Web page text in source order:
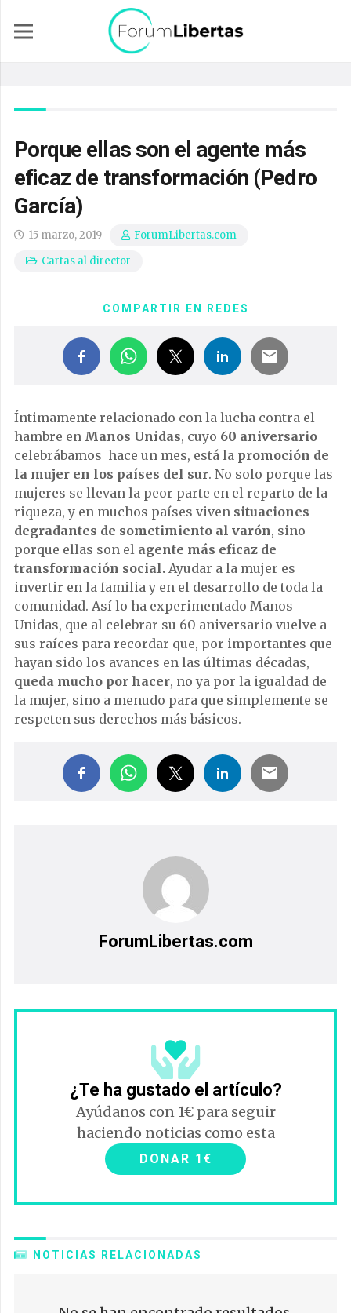
Porque ellas son el agente más
eficaz de transformación (Pedro
García)
15 marzo, 2019
ForumLibertas.com
Cartas al director
COMPARTIR EN REDES
Íntimamente relacionado con la lucha contra el
hambre en Manos Unidas, cuyo 60 aniversario
celebrábamos hace un mes, está la promoción de
la mujer en los países del sur. No solo porque las
mujeres se llevan la peor parte en el reparto de la
riqueza, y en muchos países viven situaciones
degradantes de sometimiento al varón, sino
porque ellas son el agente más eficaz de
transformación social. Ayudar a la mujer es
invertir en la familia y en el desarrollo de toda la
comunidad. Así lo ha experimentado Manos
Unidas, que al celebrar su 60 aniversario vuelve a
sus raíces para recordar que, por importantes que
hayan sido los avances en las últimas décadas,
queda mucho por hacer, no ya por la igualdad de
la mujer, sino a menudo para que simplemente se
respeten sus derechos más básicos.
ForumLibertas.com
¿Te ha gustado el artículo?
Ayúdanos con 1€ para seguir
haciendo noticias como esta
DONAR 1€
NOTICIAS RELACIONADAS